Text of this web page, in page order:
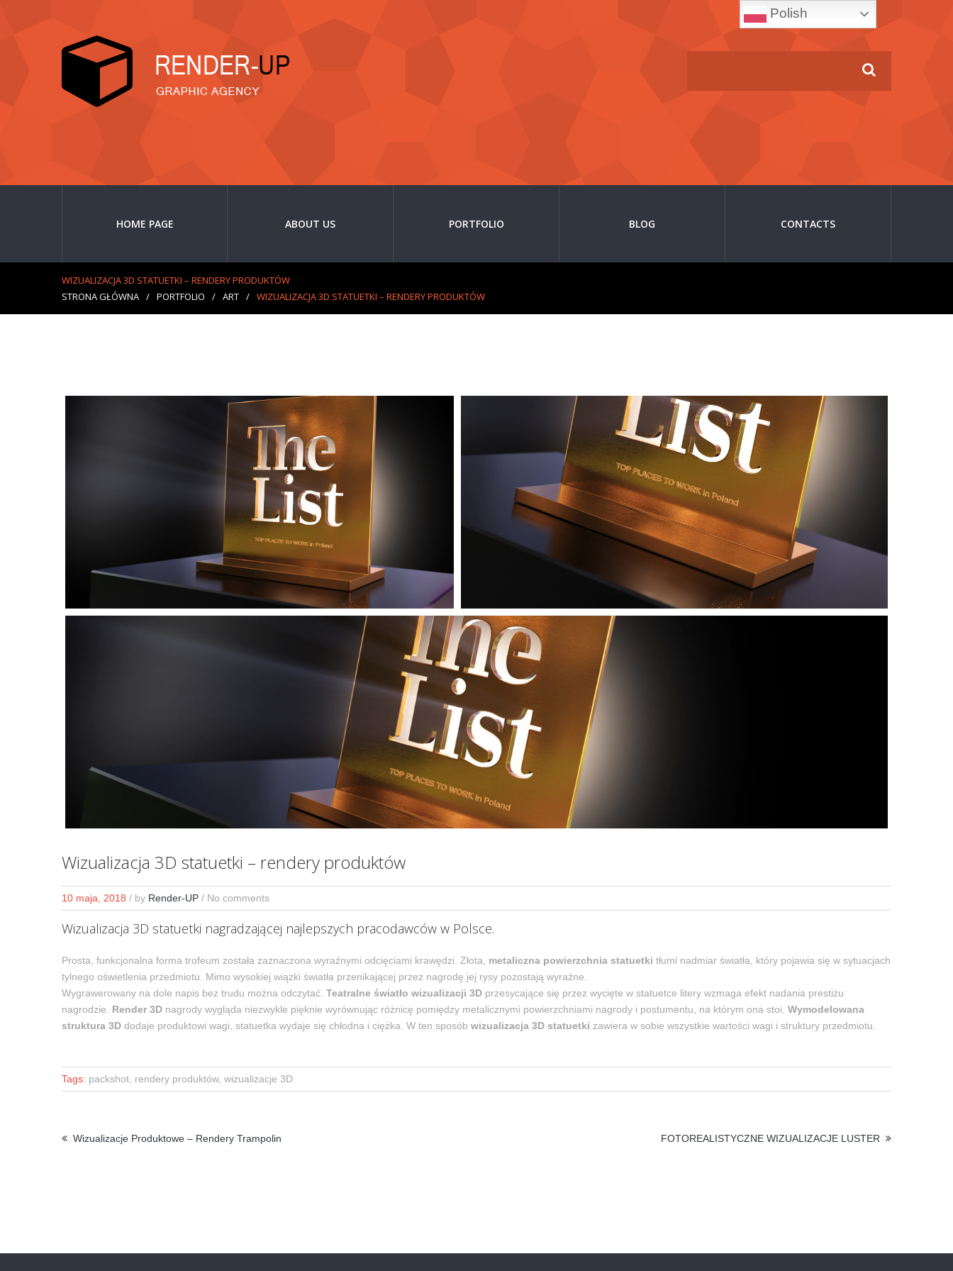
HOME PAGE ABOUT US PORTFOLIO BLOG CONTACTS
WIZUALIZACJA 3D STATUETKI – RENDERY PRODUKTÓW
STRONA GŁÓWNA / PORTFOLIO / ART / WIZUALIZACJA 3D STATUETKI – RENDERY PRODUKTÓW
Wizualizacja 3D statuetki – rendery produktów
10 maja, 2018 / by Render-UP / No comments
Wizualizacja 3D statuetki nagradzającej najlepszych pracodawców w Polsce.
Prosta, funkcjonalna forma trofeum została zaznaczona wyraźnymi odcięciami krawędzi. Złota, metaliczna powierzchnia statuetki tłumi nadmiar światła, który pojawia się w sytuacjach
tylnego oświetlenia przedmiotu. Mimo wysokiej wiązki światła przenikającej przez nagrodę jej rysy pozostają wyraźne.
Wygrawerowany na dole napis bez trudu można odczytać. Teatralne światło wizualizacji 3D przesycające się przez wycięte w statuetce litery wzmaga efekt nadania prestiżu
nagrodzie. Render 3D nagrody wygląda niezwykle pięknie wyrównując różnicę pomiędzy metalicznymi powierzchniami nagrody i postumentu, na którym ona stoi. Wymodelowana
struktura 3D dodaje produktowi wagi, statuetka wydaje się chłodna i ciężka. W ten sposób wizualizacja 3D statuetki zawiera w sobie wszystkie wartości wagi i struktury przedmiotu.
Tags: packshot, rendery produktów, wizualizacje 3D
Wizualizacje Produktowe – Rendery Trampolin FOTOREALISTYCZNE WIZUALIZACJE LUSTER
Polish